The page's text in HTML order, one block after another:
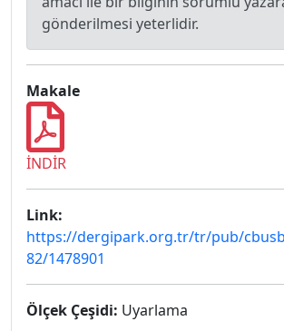
gönderilmesi yeterlidir.
Makale
İNDİR
Link:
https://dergipark.org.tr/tr/pub/
82/1478901
Ölçek Çeşidi: Uyarlama